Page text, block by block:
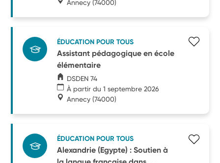
Annecy (74000)
ÉDUCATION POUR TOUS
Assistant pédagogique en école
élémentaire
DSDEN 74
À partir du 1 septembre 2026
Annecy (74000)
ÉDUCATION POUR TOUS
Alexandrie (Egypte) : Soutien à